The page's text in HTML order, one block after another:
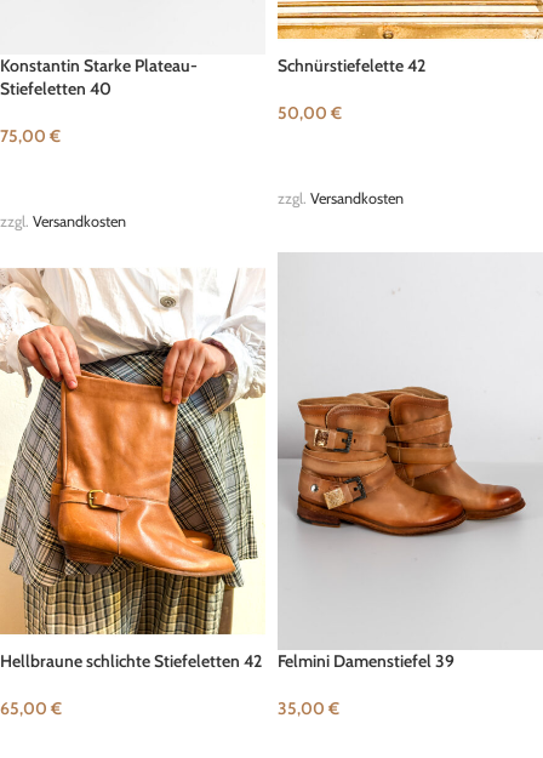
Konstantin Starke Plateau-
Stiefeletten 40
75,00 €
zzgl. Versandkosten
Schnürstiefelette 42
50,00 €
zzgl. Versandkosten
Hellbraune schlichte Stiefeletten 42
65,00 €
Felmini Damenstiefel 39
35,00 €